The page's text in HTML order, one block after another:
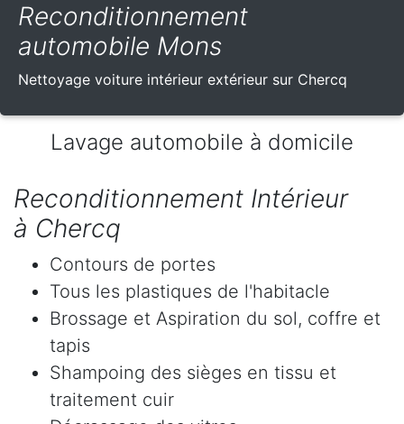
Reconditionnement
automobile Mons
Nettoyage voiture intérieur extérieur sur Chercq
Lavage automobile à domicile
Reconditionnement Intérieur
à Chercq
Contours de portes
Tous les plastiques de l'habitacle
Brossage et Aspiration du sol, coffre et
tapis
Shampoing des sièges en tissu et
traitement cuir